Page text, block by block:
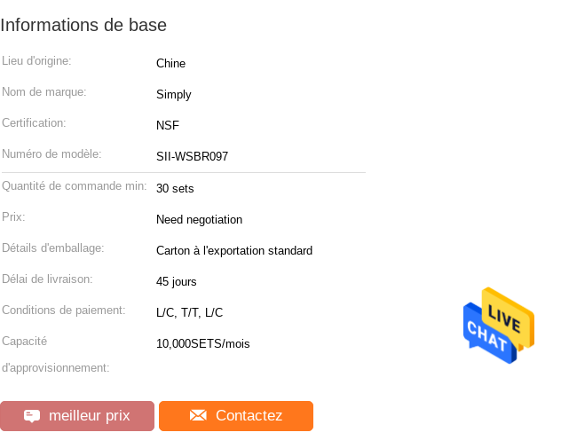
Informations de base
Lieu d'origine: Chine
Nom de marque: Simply
Certification: NSF
Numéro de modèle: SII-WSBR097
Quantité de commande min: 30 sets
Prix: Need negotiation
Détails d'emballage: Carton à l'exportation standard
Délai de livraison: 45 jours
Conditions de paiement: L/C, T/T, L/C
Capacité
d'approvisionnement:
10,000SETS/mois
meilleur prix Contactez